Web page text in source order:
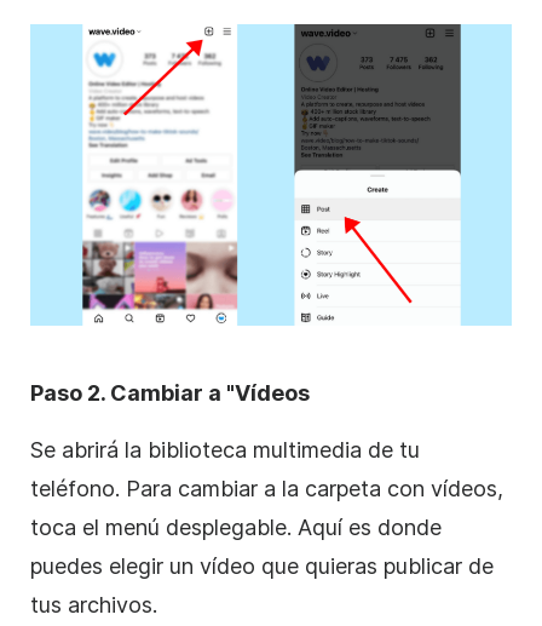
Paso 2. Cambiar a "Vídeos
Se abrirá la biblioteca multimedia de tu
teléfono. Para cambiar a la carpeta con vídeos,
toca el menú desplegable. Aquí es donde
puedes elegir un vídeo que quieras publicar de
tus archivos.